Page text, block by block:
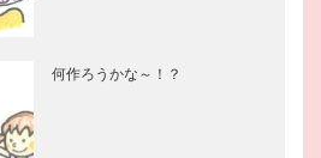
何作ろうかな～！？